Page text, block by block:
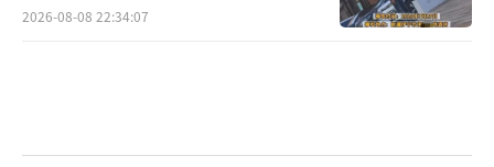
2026-08-08 22:34:07